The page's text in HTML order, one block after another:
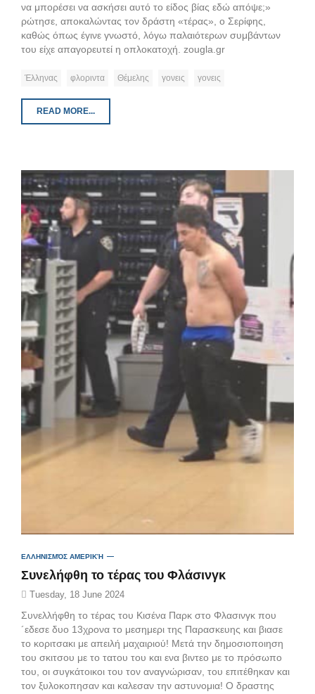
να μπορέσει να ασκήσει αυτό το είδος βίας εδώ απόψε;»
ρώτησε, αποκαλώντας τον δράστη «τέρας», ο Σερίφης,
καθώς όπως έγινε γνωστό, λόγω παλαιότερων συμβάντων
του είχε απαγορευτεί η οπλοκατοχή. zougla.gr
Έλληνας φλοριντα Θέμελης γονεις γονεις
READ MORE...
ΕΛΛΗΝΙΣΜΌΣ ΑΜΕΡΙΚΉ
Συνελήφθη το τέρας του Φλάσινγκ
Tuesday, 18 June 2024
Συνελλήφθη το τέρας του Κισένα Παρκ στο Φλασινγκ που
´εδεσε δυο 13χρονα το μεσημερι της Παρασκευης και βιασε
το κοριτσακι με απειλή μαχαιριού! Μετά την δημοσιοποιηση
του σκιτσου με το τατου του και ενα βιντεο με το πρόσωπο
του, οι συγκάτοικοι του τον αναγνώρισαν, του επιτέθηκαν και
τον ξυλοκοπησαν και καλεσαν την αστυνομια! Ο δραστης